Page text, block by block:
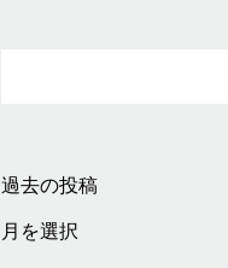
過去の投稿
過
去